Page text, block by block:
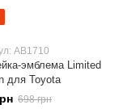
AB1710
эмблема Limited
для Toyota
698 грн